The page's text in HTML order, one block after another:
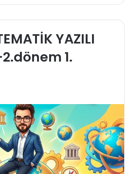
YAZILI
2.dönem 1.